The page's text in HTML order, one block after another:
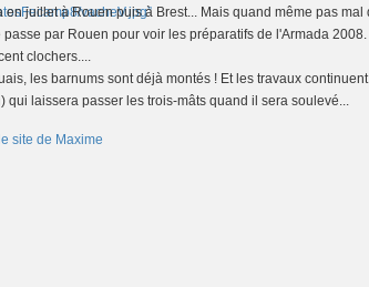
en juillet à Rouen puis à Brest... Mais quand même pas
passe par Rouen pour voir les préparatifs de l'Armada
clochers....
les barnums sont déjà montés ! Et les travaux
qui laissera passer les trois-mâts quand il sera soulevé...
site de Maxime